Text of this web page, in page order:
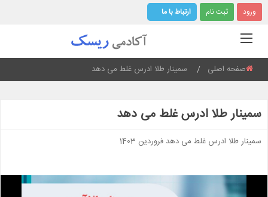
ورود ثبت نام ارتباط با ما
Current:
سمینار طلا ادرس غلط می دهد صفحه اصلی
سمینار طلا ادرس غلط می دهد
سمینار طلا ادرس غلط می دهد فروردین 1403